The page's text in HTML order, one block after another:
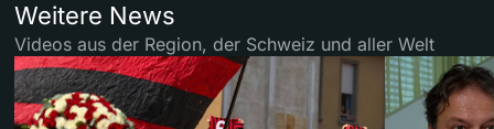
Weitere News
Videos aus der Region, der Schweiz und aller Welt